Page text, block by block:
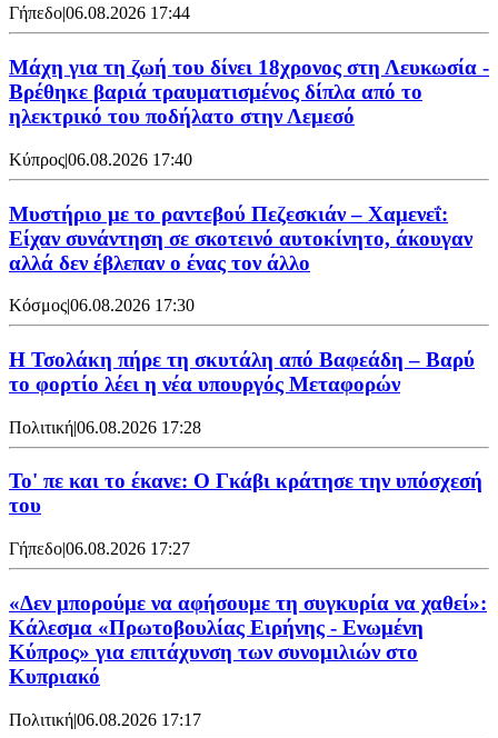
Γήπεδο|06.08.2026 17:44
Μάχη για τη ζωή του δίνει 18χρονος στη Λευκωσία -
Βρέθηκε βαριά τραυματισμένος δίπλα από το
ηλεκτρικό του ποδήλατο στην Λεμεσό
Κύπρος|06.08.2026 17:40
Μυστήριο με το ραντεβού Πεζεσκιάν – Χαμενεΐ:
Είχαν συνάντηση σε σκοτεινό αυτοκίνητο, άκουγαν
αλλά δεν έβλεπαν ο ένας τον άλλο
Κόσμος|06.08.2026 17:30
Η Τσολάκη πήρε τη σκυτάλη από Βαφεάδη – Βαρύ
το φορτίο λέει η νέα υπουργός Μεταφορών
Πολιτική|06.08.2026 17:28
Το' πε και το έκανε: Ο Γκάβι κράτησε την υπόσχεσή
του
Γήπεδο|06.08.2026 17:27
«Δεν μπορούμε να αφήσουμε τη συγκυρία να χαθεί»:
Κάλεσμα «Πρωτοβουλίας Ειρήνης - Ενωμένη
Κύπρος» για επιτάχυνση των συνομιλιών στο
Κυπριακό
Πολιτική|06.08.2026 17:17